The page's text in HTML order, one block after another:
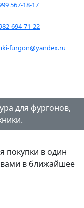
567-18-17
694-71-22
furgon@yandex.ru
для фургонов,
покупки в один
вами в ближайшее